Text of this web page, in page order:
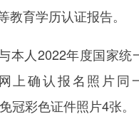
育学历认证报告。
人2022年度国家统
上确认报名照片同
冠彩色证件照片4张。